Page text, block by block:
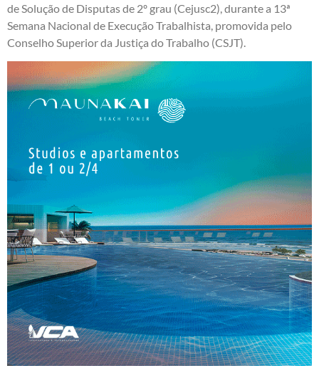
de Solução de Disputas de 2º grau (Cejusc2), durante a 13ª
Semana Nacional de Execução Trabalhista, promovida pelo
Conselho Superior da Justiça do Trabalho (CSJT).